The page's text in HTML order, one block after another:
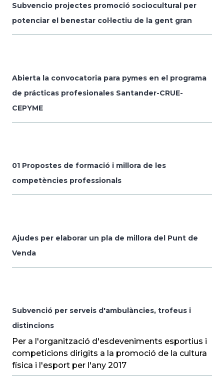
Subvencio projectes promoció sociocultural per
potenciar el benestar col·lectiu de la gent gran
Abierta la convocatoria para pymes en el programa
de prácticas profesionales Santander-CRUE-
CEPYME
01 Propostes de formació i millora de les
competències professionals
Ajudes per elaborar un pla de millora del Punt de
Venda
Subvenció per serveis d'ambulàncies, trofeus i
distincions
Per a l'organització d'esdeveniments esportius i
competicions dirigits a la promoció de la cultura
física i l'esport per l'any 2017